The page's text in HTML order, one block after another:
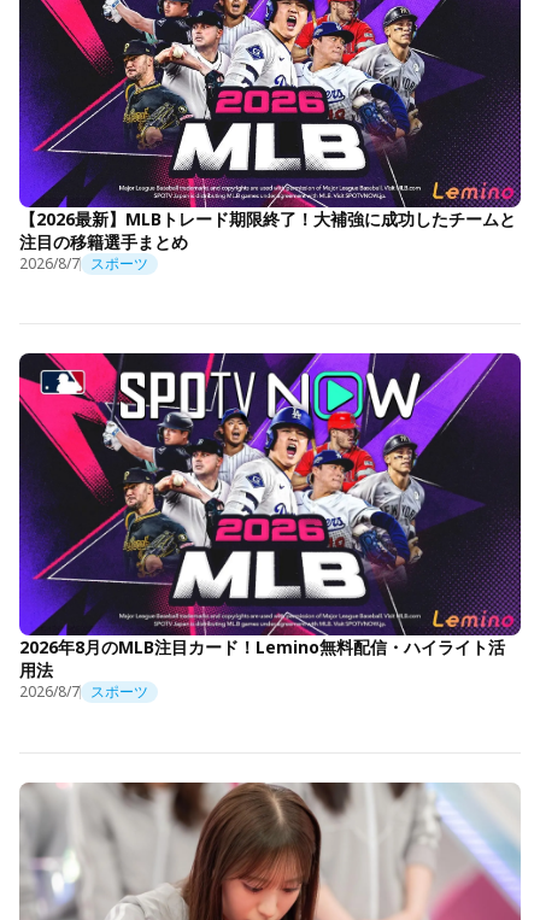
【2026最新】MLBトレード期限終了！大補強に成功したチームと
注目の移籍選手まとめ
2026/8/7 スポーツ
2026年8月のMLB注目カード！Lemino無料配信・ハイライト活
用法
2026/8/7 スポーツ